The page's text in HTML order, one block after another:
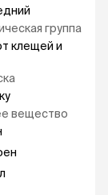
группа
клещей и
вещество